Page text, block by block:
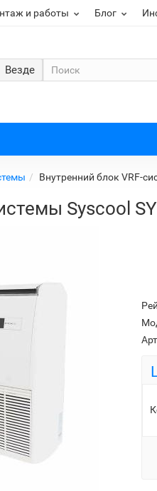
и работы Блог
Везде
Внутренний блок VRF-
Syscool